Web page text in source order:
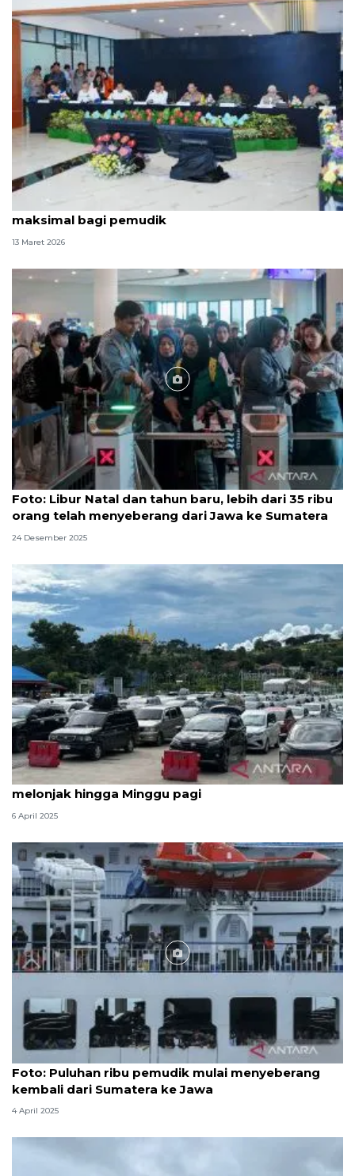
Tinjau Pelabuhan Merak, Kapolri pastikan layanan
maksimal bagi pemudik
13 Maret 2026
Foto
Foto: Libur Natal dan tahun baru, lebih dari 35 ribu
orang telah menyeberang dari Jawa ke Sumatera
24 Desember 2025
ASDP: Kendaraan arus balik dari Bakauheni
melonjak hingga Minggu pagi
6 April 2025
Foto
Foto: Puluhan ribu pemudik mulai menyeberang
kembali dari Sumatera ke Jawa
4 April 2025